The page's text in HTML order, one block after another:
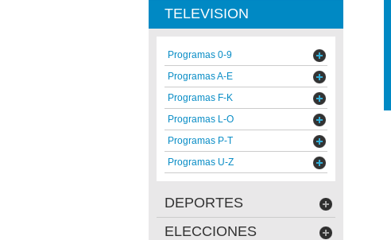
TELEVISION
Programas 0-9
Programas A-E
Programas F-K
Programas L-O
Programas P-T
Programas U-Z
DEPORTES
ELECCIONES